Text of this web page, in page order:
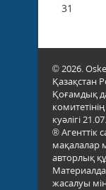
31
© 2026.
Қазақстан
Қоғамдық
куәлігі
® Агенттік
мақалалар
авторлық
жасалуы